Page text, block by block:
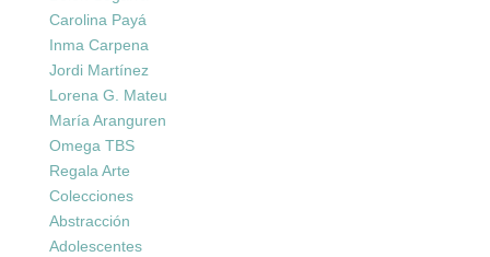
Carolina Payá
Inma Carpena
Jordi Martínez
Lorena G. Mateu
María Aranguren
Omega TBS
Regala Arte
Colecciones
Abstracción
Adolescentes